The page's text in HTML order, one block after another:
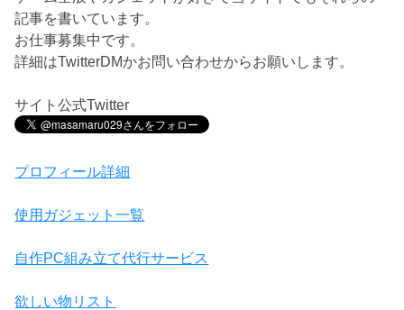
記事を書いています。
お仕事募集中です。
詳細はTwitterDMかお問い合わせからお願いします。
サイト公式Twitter
プロフィール詳細
使用ガジェット一覧
自作PC組み立て代行サービス
欲しい物リスト